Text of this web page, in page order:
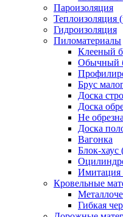
Пароизоляция
Теплоизоляция
Гидроизоляция
Пиломатериалы
Клееный
Обычный
Брус
Доска
Доска
Не
Доска
Вагонка
Блок-хаус
Имитация
Кровельные
Гибкая